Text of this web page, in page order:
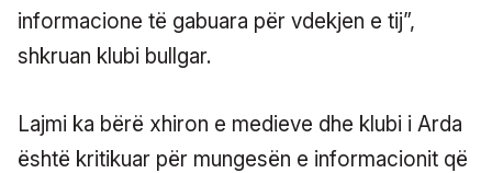
informacione të gabuara për vdekjen e tij”,
shkruan klubi bullgar.
Lajmi ka bërë xhiron e medieve dhe klubi i Arda
është kritikuar për mungesën e informacionit që